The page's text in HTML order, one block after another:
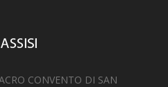
CONVENTO DI SAN